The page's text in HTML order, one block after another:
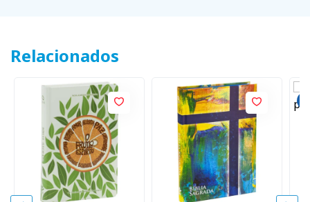
Relacionados